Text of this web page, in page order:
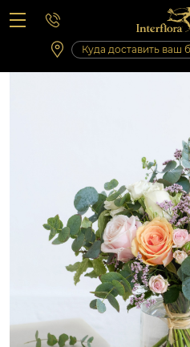
Вопросы-ответы
Сб 10:00 ‐ 14:00
Выходные и праздничные дни